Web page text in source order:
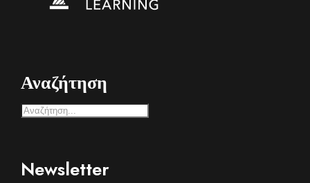
Αναζήτηση
Newsletter